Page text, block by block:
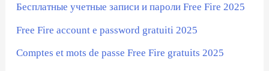
c
h
:
Бесплатные учетные записи и пароли Free Fire 2025
Free Fire account e password gratuiti 2025
Comptes et mots de passe Free Fire gratuits 2025